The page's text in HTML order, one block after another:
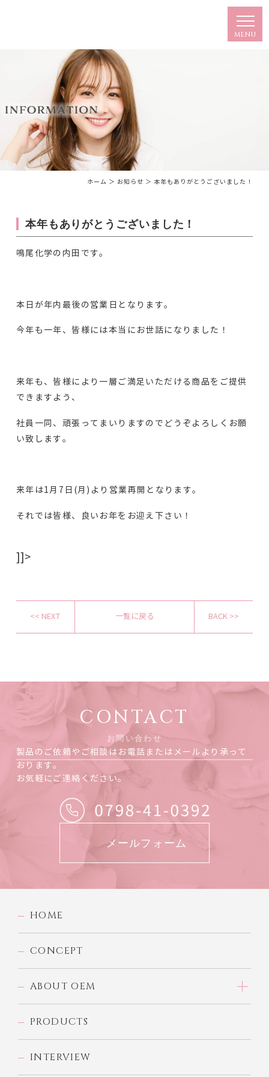
ホーム ＞ お知らせ ＞ 本年もありがとうございました！
本年もありがとうございました！
鳴尾化学の内田です。
本日が年内最後の営業日となります。
今年も一年、皆様には本当にお世話になりました！
来年も、皆様により一層ご満足いただける商品をご提供
できますよう、
社員一同、頑張ってまいりますのでどうぞよろしくお願
い致します。
来年は1月7日(月)より営業再開となります。
それでは皆様、良いお年をお迎え下さい！
]]>
<< NEXT 一覧に戻る BACK >>
CONTACT
お問い合わせ
製品のご依頼やご相談はお電話またはメールより承って
おります。
お気軽にご連絡ください。
メールフォーム
HOME
CONCEPT
ABOUT OEM
PRODUCTS
INTERVIEW